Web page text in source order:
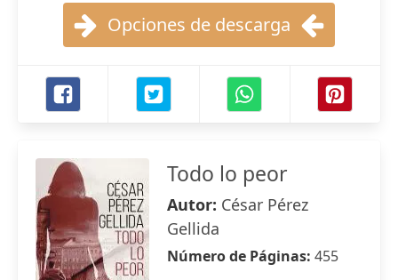
Opciones de descarga
Todo lo peor
Autor: César Pérez
Gellida
Número de Páginas: 455